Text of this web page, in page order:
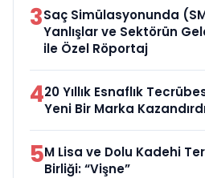
3Saç Simülasyonunda
Yanlışlar ve Sektörün
ile Özel Röportaj
420 Yıllık Esnaflık
Yeni Bir Marka
5M Lisa ve Dolu Kadehi
Birliği: “Vişne”